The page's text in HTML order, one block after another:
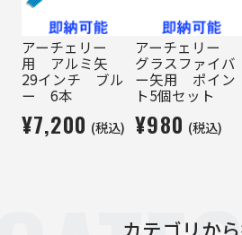
アーチェリー
用 アルミ矢
29インチ ブル
ー 6本
¥7,200 (税込)
アーチェリー
グラスファイバ
ー矢用 ポイン
ト5個セット
¥980 (税込)